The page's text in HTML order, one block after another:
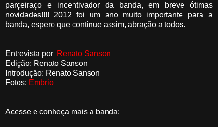
parçeiraço e incentivador da banda,em breve ótimas
novidades!!!! 2012 foi um ano muito importante para a
banda, espero que continue assim, abração a todos.
Entrevista por: Renato Sanson
Edição: Renato Sanson
Introdução: Renato Sanson
Fotos: Embrio
Acesse e conheça mais a banda: